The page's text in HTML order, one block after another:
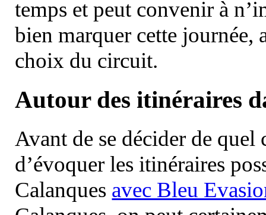
temps et peut convenir à
bien marquer cette journée,
choix du circuit.
Autour des itinéraires
Avant de se décider de
d’évoquer les itinéraires
Calanques avec Bleu